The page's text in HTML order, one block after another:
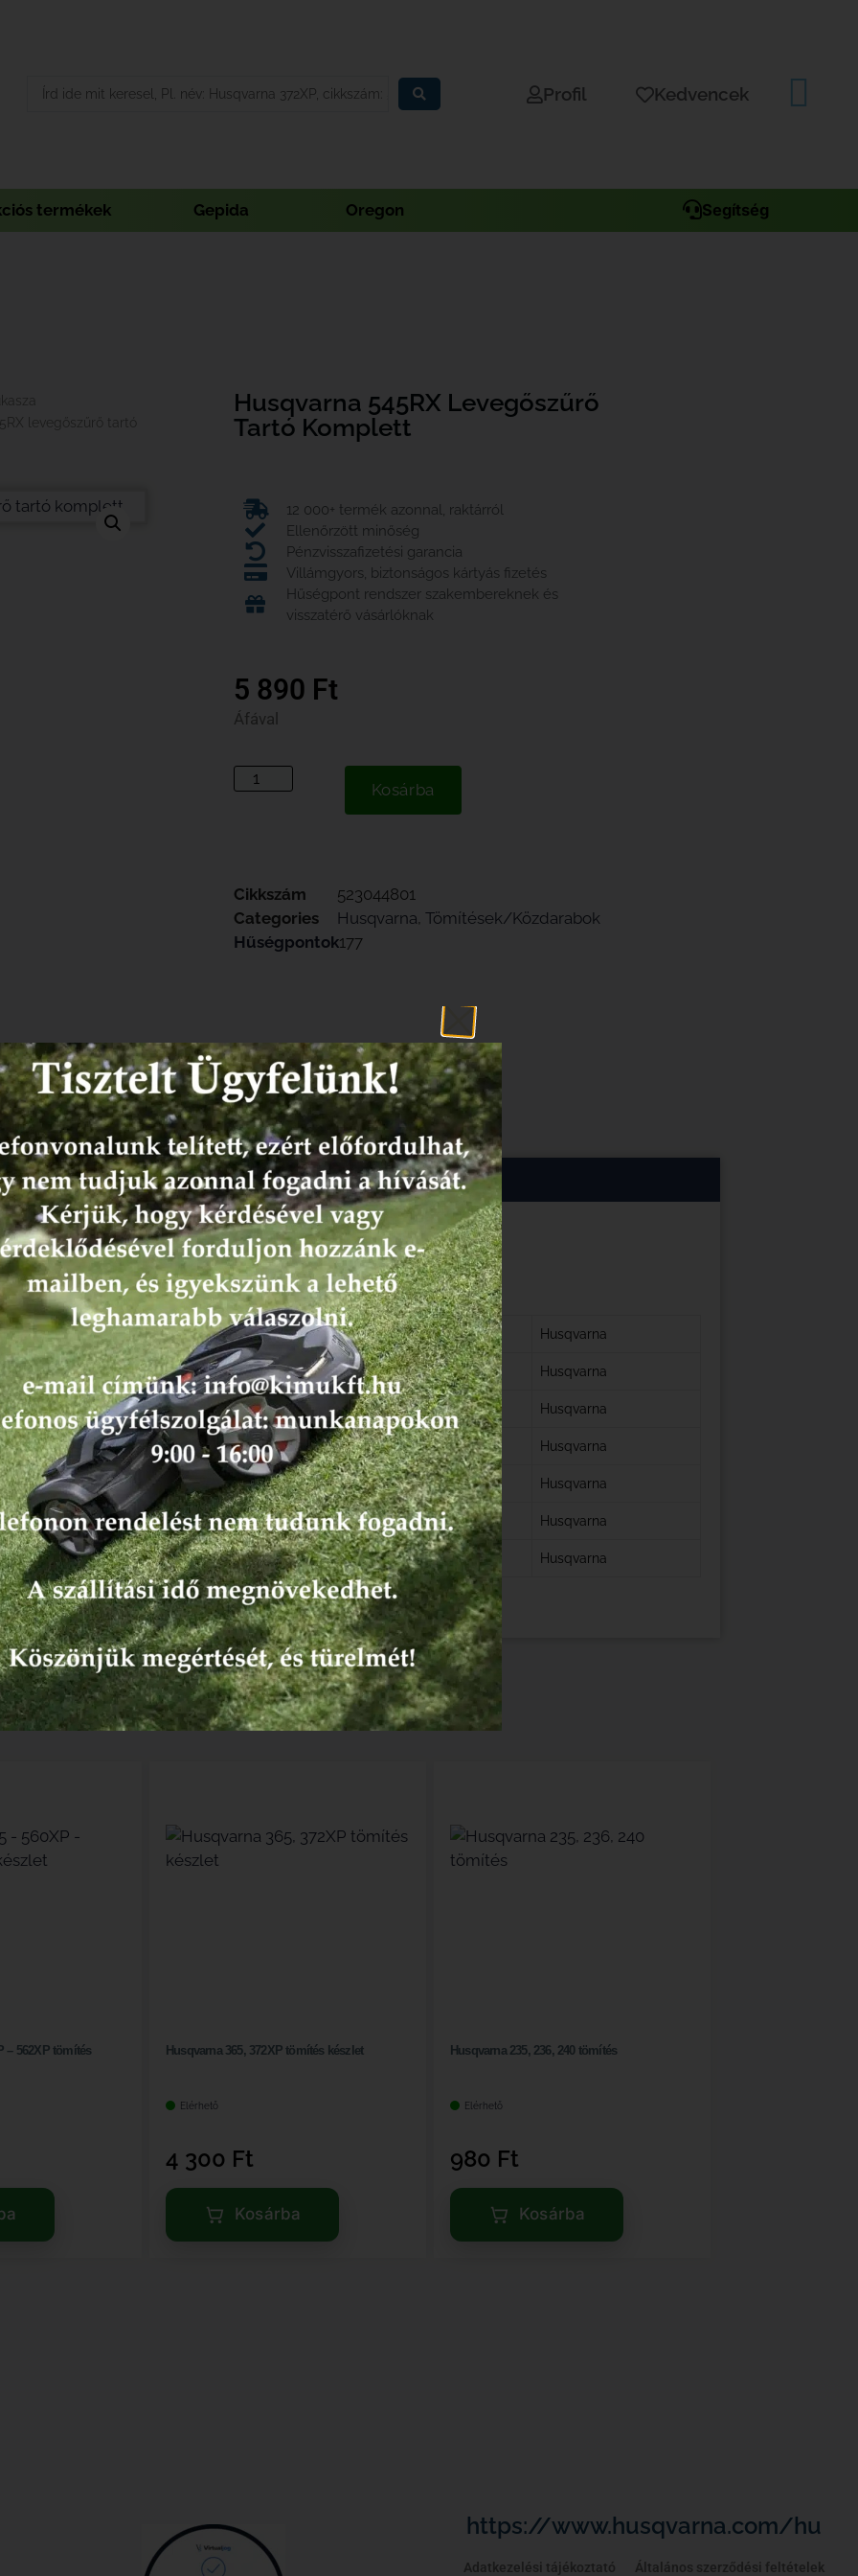
Profil Kedvencek
termékek Gepida Oregon Segítség
levegőszűrő tartó
Husqvarna 545RX Levegőszűrő
Tartó Komplett
12 000+ termék azonnal, raktárról
Ellenőrzött minőség
Pénzvisszafizetési garancia
Villámgyors, biztonságos kártyás fizetés
Hűségpont rendszer szakembereknek és
visszatérő vásárlóknak
5 890 Ft
Áfával
Kosárba
Cikkszám
523044801
Categories
Husqvarna, Tömítések/Közdarabok
Hűségpontok177
(0)
345FR Fűkaszák/tisztítófűrészek Husqvarna
545F Fűkaszák/tisztítófűrészek Husqvarna
545FR Fűkaszák/tisztítófűrészek Husqvarna
545FX Fűkaszák/tisztítófűrészek Husqvarna
545FXT Fűkaszák/tisztítófűrészek Husqvarna
545RX Fűkaszák/tisztítófűrészek Husqvarna
545RXT Fűkaszák/tisztítófűrészek Husqvarna
KAPCSOLODÓ TERMÉKEK
– 562XP tömítés
Husqvarna 365, 372XP tömítés készlet
Elérhető
4 300 Ft
Kosárba
Husqvarna 235, 236, 240 tömítés
Elérhető
980 Ft
Kosárba
https://www.husqvarna.com/hu
Adatkezelési tájékoztató Általános szerződési feltételek